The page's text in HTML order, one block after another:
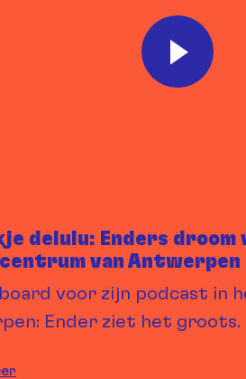
delulu: Enders droom
van Antwerpen
voor zijn podcast in
Ender ziet het groots.